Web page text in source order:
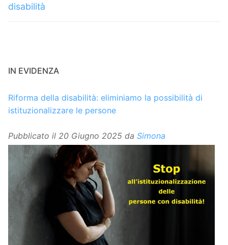
disabilità
IN EVIDENZA
Riforma della disabilità: eliminiamo la possibilità di
istituzionalizzare le persone
Pubblicato il 20 Giugno 2025 da Simona